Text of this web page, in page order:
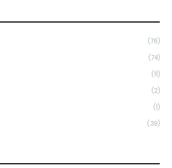
(76)
(74)
(11)
(2)
(1)
(39)